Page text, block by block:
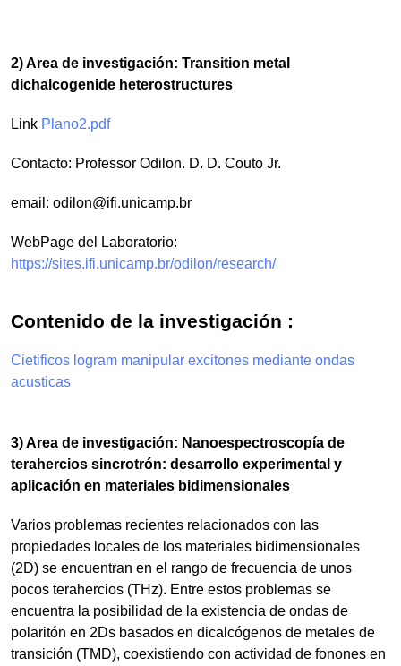
2) Area de investigación: Transition metal
dichalcogenide heterostructures
Link Plano2.pdf
Contacto: Professor Odilon. D. D. Couto Jr.
email: odilon@ifi.unicamp.br
WebPage del Laboratorio:
https://sites.ifi.unicamp.br/odilon/research/
Contenido de la investigación :
Cietificos logram manipular excitones mediante ondas
acusticas
3) Area de investigación: Nanoespectroscopía de
terahercios sincrotrón: desarrollo experimental y
aplicación en materiales bidimensionales
Varios problemas recientes relacionados con las
propiedades locales de los materiales bidimensionales
(2D) se encuentran en el rango de frecuencia de unos
pocos terahercios (THz). Entre estos problemas se
encuentra la posibilidad de la existencia de ondas de
polaritón en 2Ds basados en dicalcógenos de metales de
transición (TMD), coexistiendo con actividad de fonones en